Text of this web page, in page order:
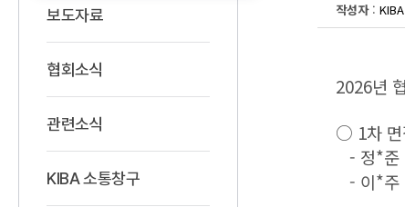
보도자료
협회소식
관련소식
KIBA 소통창구
작성자: KIBA
2026년
○ 1차 면
- 정*
- 이*